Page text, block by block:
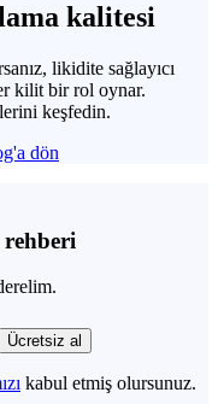
kalitesi
likidite sağlayıcı
kilit bir rol oynar.
keşfedin.
dön
Ücretsiz al
kabul etmiş olursunuz.